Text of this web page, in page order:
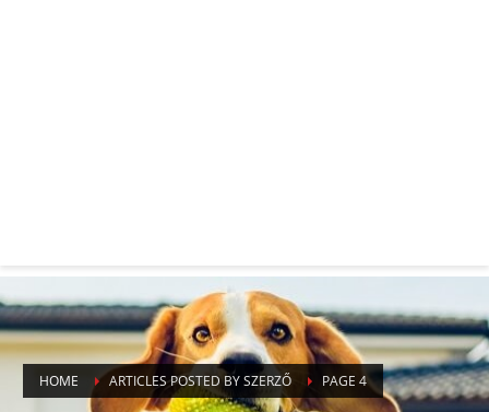
HOME ARTICLES POSTED BY SZERZŐ PAGE 4